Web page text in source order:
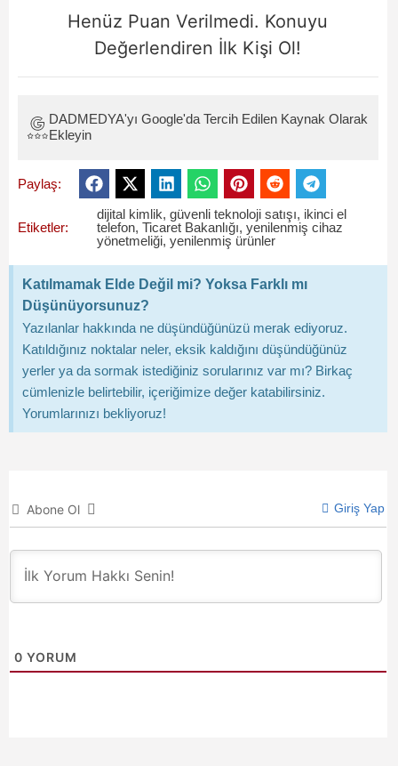
Henüz Puan Verilmedi. Konuyu
Değerlendiren İlk Kişi Ol!
DADMEDYA'yı Google'da Tercih Edilen Kaynak Olarak
Ekleyin
Paylaş:
Etiketler:
dijital kimlik,güvenli teknoloji satışı, ikinci el
telefon,Ticaret Bakanlığı,yenilenmiş cihaz
yönetmeliği,yenilenmiş ürünler
Katılmamak Elde Değil mi? Yoksa Farklı mı
Düşünüyorsunuz?
Yazılanlar hakkında ne düşündüğünüzü merak ediyoruz.
Katıldığınız noktalar neler, eksik kaldığını düşündüğünüz
yerler ya da sormak istediğiniz sorularınız var mı? Birkaç
cümlenizle belirtebilir, içeriğimize değer katabilirsiniz.
Yorumlarınızı bekliyoruz!
Abone Ol Giriş Yap
0 YORUM